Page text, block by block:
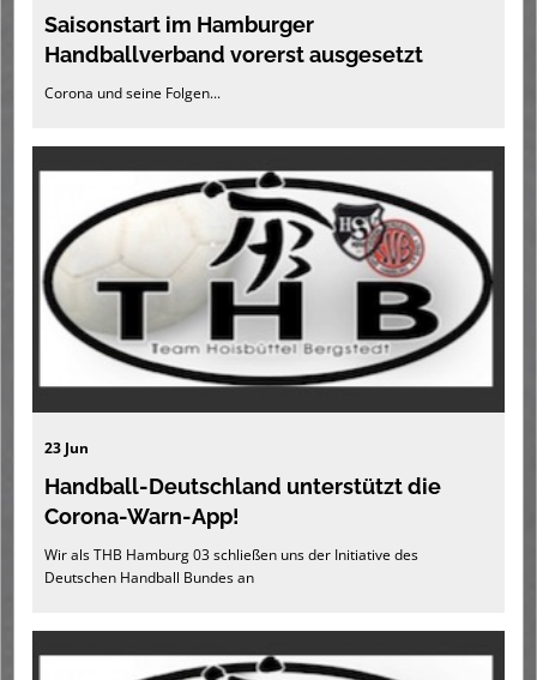
Saisonstart im Hamburger
Handballverband vorerst ausgesetzt
Corona und seine Folgen...
23 Jun
Handball-Deutschland unterstützt die
Corona-Warn-App!
Wir als THB Hamburg 03 schließen uns der Initiative des
Deutschen Handball Bundes an